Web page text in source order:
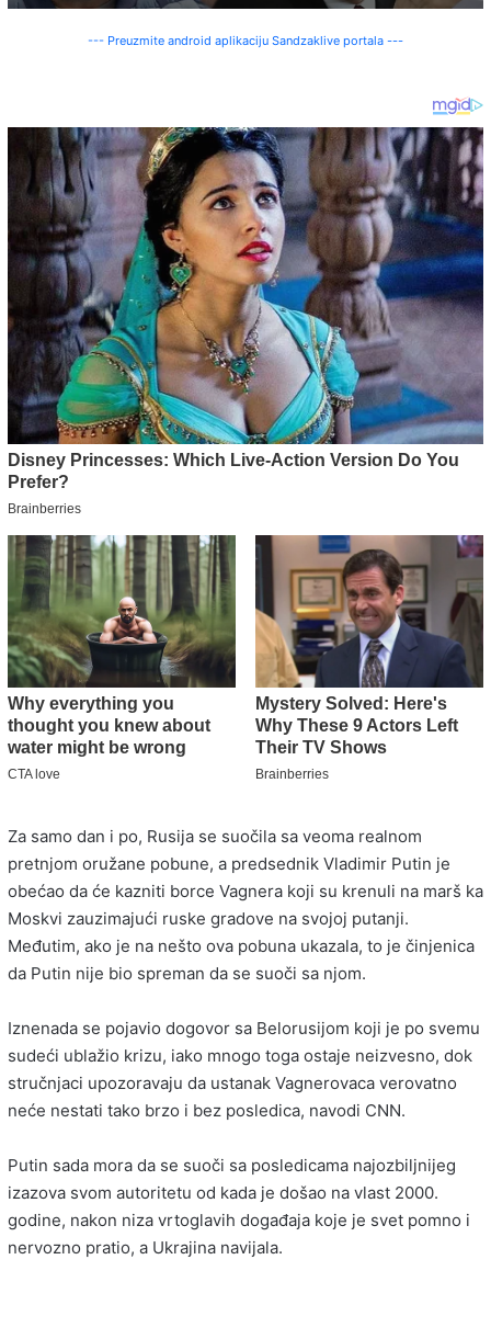
--- Preuzmite android aplikaciju Sandzaklive portala ---
Za samo dan i po, Rusija se suočila sa veoma realnom
pretnjom oružane pobune, a predsednik Vladimir Putin je
obećao da će kazniti borce Vagnera koji su krenuli na marš ka
Moskvi zauzimajući ruske gradove na svojoj putanji.
Međutim, ako je na nešto ova pobuna ukazala, to je činjenica
da Putin nije bio spreman da se suoči sa njom.
Iznenada se pojavio dogovor sa Belorusijom koji je po svemu
sudeći ublažio krizu, iako mnogo toga ostaje neizvesno, dok
stručnjaci upozoravaju da ustanak Vagnerovaca verovatno
neće nestati tako brzo i bez posledica, navodi CNN.
Putin sada mora da se suoči sa posledicama najozbiljnijeg
izazova svom autoritetu od kada je došao na vlast 2000.
godine, nakon niza vrtoglavih događaja koje je svet pomno i
nervozno pratio, a Ukrajina navijala.